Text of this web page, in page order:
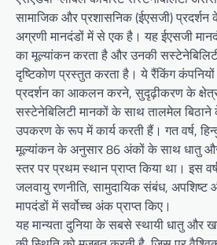
सामाजिक और प्रशासनिक (ईएसजी)
अग्रणी मानदंडों में से एक है। यह ईएसजी
का मूल्यांकन करता है और उनकी
दृष्टिकोण प्रस्तुत करता है। ये रैंकिंग
प्रदर्शन का आकलन करने, सुदृढ़ीकरण के
सस्टेनेबिलिटी मानकों के साथ तालमेल बिठाने
उपकरण के रूप में कार्य करती हैं। गत वर्ष,
मूल्यांकन के अनुसार 86 अंकों के साथ धातु
स्तर पर प्रथम स्थान प्राप्त किया था। इस
जलवायु रणनीति, सामुदायिक संबंध,
मापदंडों में सर्वोच्च अंक प्राप्त किए।
यह मान्यता दुनिया के सबसे स्थायी धातु